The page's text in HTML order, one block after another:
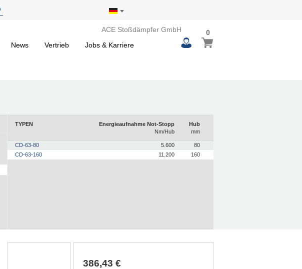
ACE Stoßdämpfer GmbH
News Vertrieb Jobs & Karriere
Mein Warenkorb
00
items
TYPEN
Energieaufnahme Not-Stopp
Nm/Hub
Hub
mm
CD-63-80 5.600
80
CD-63-160
11.200 160
386,43 €